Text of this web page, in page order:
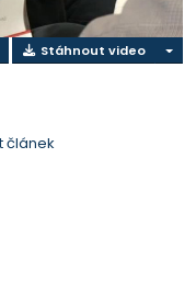
Stáhnout video
článek